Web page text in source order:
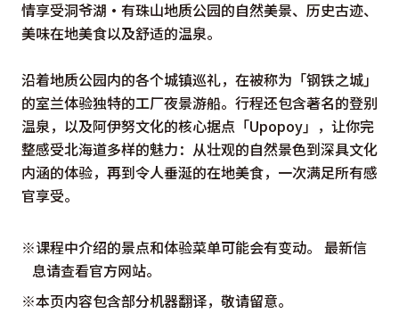
情享受洞爷湖・有珠山地质公园的自然美景、历史古迹、
美味在地美食以及舒适的温泉。
沿着地质公园内的各个城镇巡礼，在被称为「钢铁之城」
的室兰体验独特的工厂夜景游船。行程还包含著名的登别
温泉，以及阿伊努文化的核心据点「Upopoy」，让你完
整感受北海道多样的魅力：从壮观的自然景色到深具文化
内涵的体验，再到令人垂涎的在地美食，一次满足所有感
官享受。
※课程中介绍的景点和体验菜单可能会有变动。 最新信
息请查看官方网站。
※本页内容包含部分机器翻译，敬请留意。